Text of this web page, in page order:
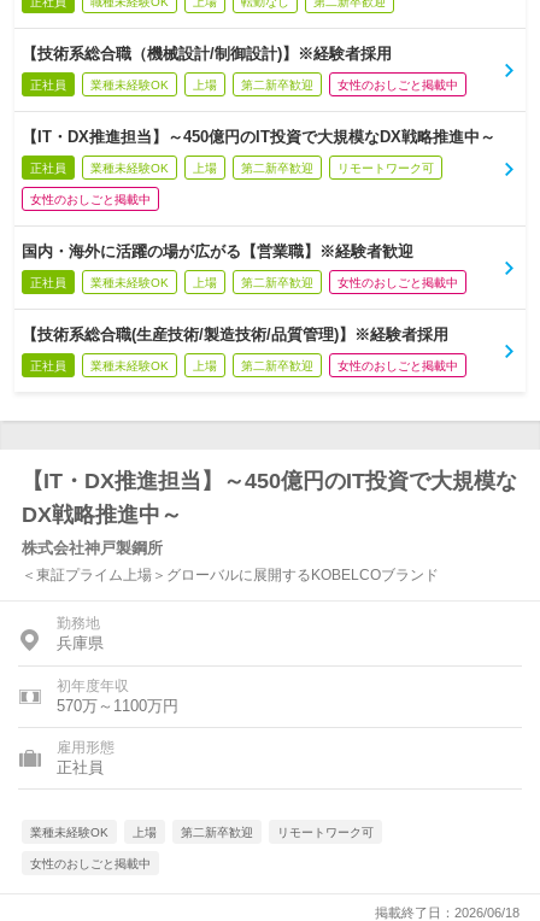
【技術系総合職（機械設計/制御設計)】※経験者採用
正社員 業種未経験OK 上場 第二新卒歓迎 女性のおしごと掲載中
【IT・DX推進担当】～450億円のIT投資で大規模なDX戦略推進中～
正社員 業種未経験OK 上場 第二新卒歓迎 リモートワーク可
女性のおしごと掲載中
国内・海外に活躍の場が広がる【営業職】※経験者歓迎
正社員 業種未経験OK 上場 第二新卒歓迎 女性のおしごと掲載中
【技術系総合職(生産技術/製造技術/品質管理)】※経験者採用
正社員 業種未経験OK 上場 第二新卒歓迎 女性のおしごと掲載中
【IT・DX推進担当】～450億円のIT投資で大規模な
DX戦略推進中～
株式会社神戸製鋼所
＜東証プライム上場＞グローバルに展開するKOBELCOブランド
勤務地
兵庫県
初年度年収
570万～1100万円
雇用形態
正社員
業種未経験OK 上場 第二新卒歓迎 リモートワーク可
女性のおしごと掲載中
掲載終了日：2026/06/18